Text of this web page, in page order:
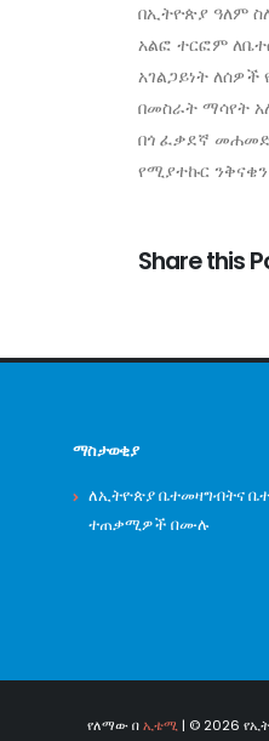
በኢትዮጵያ ዓለም
አልፎ ተርፎም
አገልጋይነት
በመስራት ማሳየት
በጎ ፈቃደኛ መሐመድ
የሚያተኩር
Share this
ማስታወቂያ
ለኢትዮጵያ ቤተመዛግብትና
ተጠቃሚዎች በሙሉ
የለማው በኢቴሚ| © 2026